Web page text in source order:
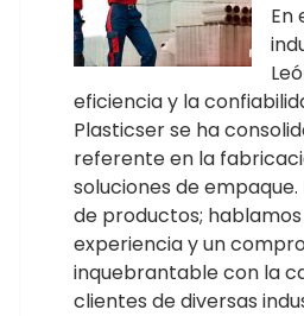
En
eficiencia y la
Plasticser se ha
referente en la
soluciones de
de productos;
experiencia y un
inquebrantable con la
clientes de diversas